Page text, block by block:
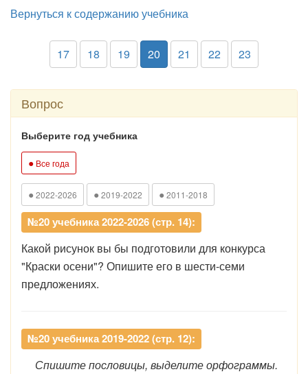
Вернуться к содержанию учебника
17 18 19 20 21 22 23
Вопрос
Выберите год учебника
● Все года
● 2022-2026 ● 2019-2022 ● 2011-2018
№20 учебника 2022-2026 (стр. 14):
Какой рисунок вы бы подготовили для конкурса
"Краски осени"? Опишите его в шести-семи
предложениях.
№20 учебника 2019-2022 (стр. 12):
Спишите пословицы, выделите орфограммы.